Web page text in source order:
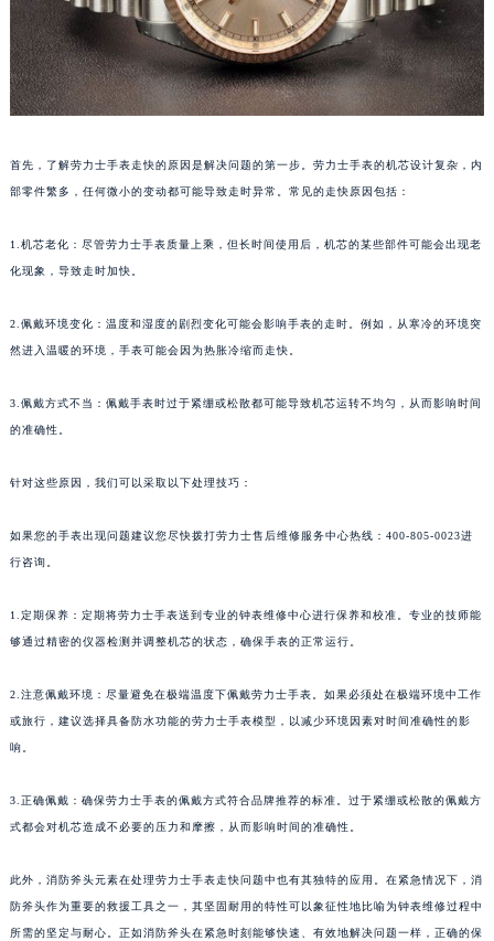
首先，了解劳力士手表走快的原因是解决问题的第一步。劳力士手表的机芯设计复杂，内
部零件繁多，任何微小的变动都可能导致走时异常。常见的走快原因包括：
1.机芯老化：尽管劳力士手表质量上乘，但长时间使用后，机芯的某些部件可能会出现老
化现象，导致走时加快。
2.佩戴环境变化：温度和湿度的剧烈变化可能会影响手表的走时。例如，从寒冷的环境突
然进入温暖的环境，手表可能会因为热胀冷缩而走快。
3.佩戴方式不当：佩戴手表时过于紧绷或松散都可能导致机芯运转不均匀，从而影响时间
的准确性。
针对这些原因，我们可以采取以下处理技巧：
如果您的手表出现问题建议您尽快拨打劳力士售后维修服务中心热线：400-805-0023进
行咨询。
1.定期保养：定期将劳力士手表送到专业的钟表维修中心进行保养和校准。专业的技师能
够通过精密的仪器检测并调整机芯的状态，确保手表的正常运行。
2.注意佩戴环境：尽量避免在极端温度下佩戴劳力士手表。如果必须处在极端环境中工作
或旅行，建议选择具备防水功能的劳力士手表模型，以减少环境因素对时间准确性的影
响。
3.正确佩戴：确保劳力士手表的佩戴方式符合品牌推荐的标准。过于紧绷或松散的佩戴方
式都会对机芯造成不必要的压力和摩擦，从而影响时间的准确性。
此外，消防斧头元素在处理劳力士手表走快问题中也有其独特的应用。在紧急情况下，消
防斧头作为重要的救援工具之一，其坚固耐用的特性可以象征性地比喻为钟表维修过程中
所需的坚定与耐心。正如消防斧头在紧急时刻能够快速、有效地解决问题一样，正确的保